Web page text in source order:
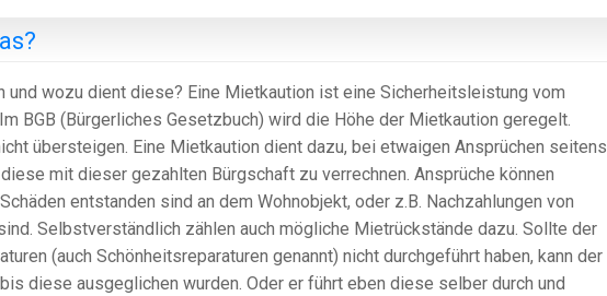
wozu dient diese? Eine Mietkaution ist eine Sicherheitsleistung vom
BGB (Bürgerliches Gesetzbuch) wird die Höhe der Mietkaution geregelt.
übersteigen. Eine Mietkaution dient dazu, bei etwaigen Ansprüchen seitens
mit dieser gezahlten Bürgschaft zu verrechnen. Ansprüche können
entstanden sind an dem Wohnobjekt, oder z.B. Nachzahlungen von
Selbstverständlich zählen auch mögliche Mietrückstände dazu. Sollte der
(auch Schönheitsreparaturen genannt) nicht durchgeführt haben, kann der
diese ausgeglichen wurden. Oder er führt eben diese selber durch und